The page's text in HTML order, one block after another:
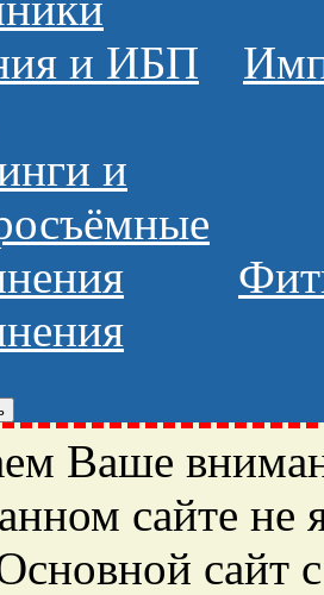
Ваше
сайте не
сайт